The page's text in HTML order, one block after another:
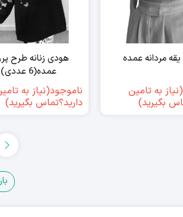
مردانه عمده
به تامین
بگیرید)
هودی زنانه طرح
عمده(6 عددی)
ناموجود(نیاز به
دارید؟تماس بگیرید)